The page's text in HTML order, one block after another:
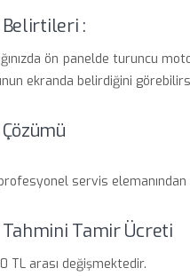
Belirtileri :
ön panelde turuncu
ekranda belirdiğini
servis
Tamir Ücreti
TL arası değişmektedir.